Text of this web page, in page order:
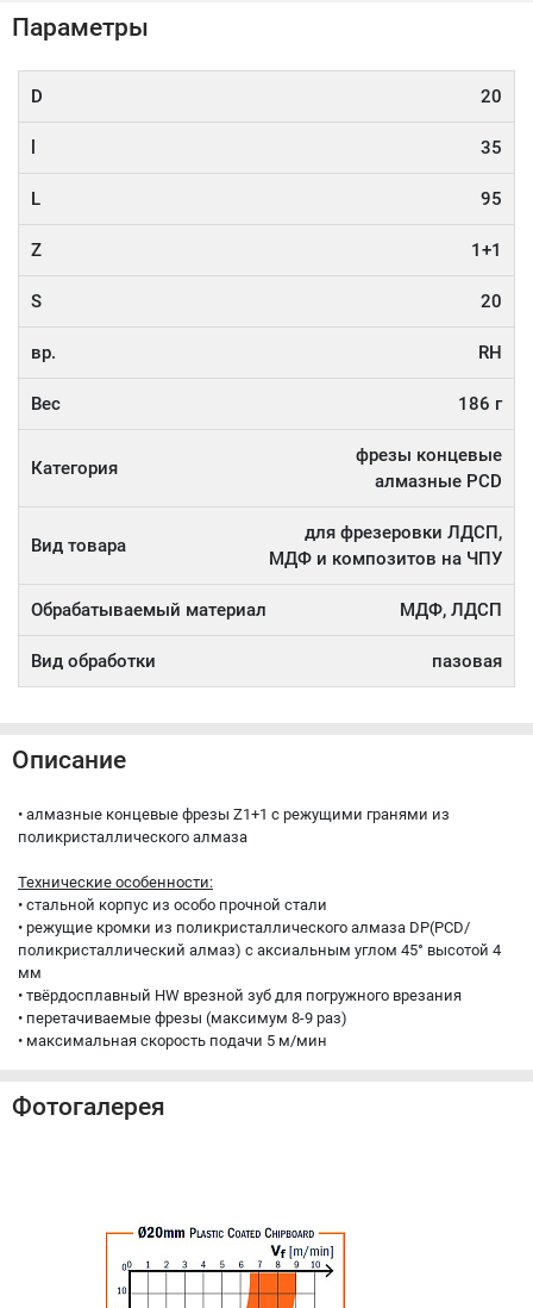
Параметры
D 20
35
L 95
Z 1+1
S 20
вр. RH
Вес 186 г
Категория
фрезы концевые
алмазные PCD
Вид товара
для фрезеровки ЛДСП,
МДФ и композитов на ЧПУ
Обрабатываемый материал МДФ, ЛДСП
Вид обработки пазовая
Описание
• алмазные концевые фрезы Z1+1 с режущими гранями из
поликристаллического алмаза
Технические особенности:
• стальной корпус из особо прочной стали
• режущие кромки из поликристаллического алмаза DP(PCD/
поликристаллический алмаз) с аксиальным углом 45° высотой 4
мм
• твёрдосплавный HW врезной зуб для погружного врезания
• перетачиваемые фрезы (максимум 8-9 раз)
• максимальная скорость подачи 5 м/мин
Фотогалерея